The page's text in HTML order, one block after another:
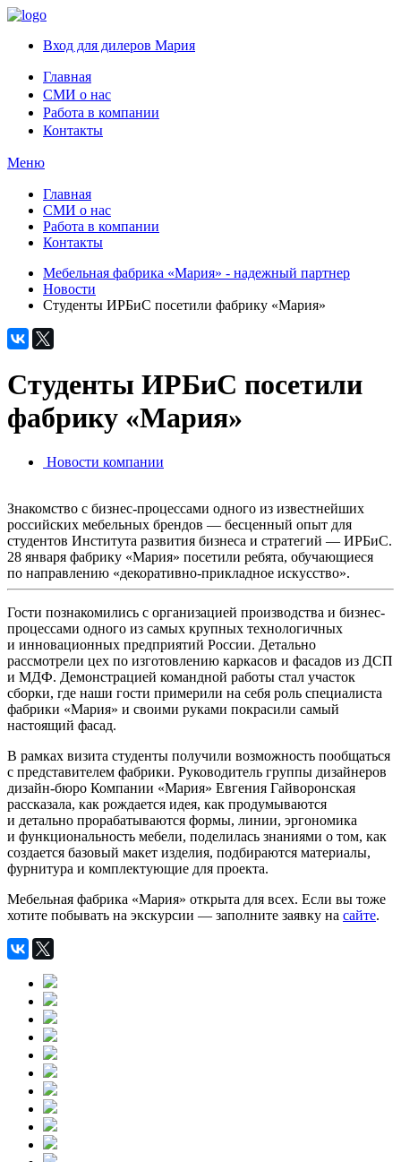
Вход для дилеров Мария
Главная
СМИ о нас
Работа в компании
Контакты
Меню
Главная
СМИ о нас
Работа в компании
Контакты
Мебельная фабрика «Мария» - надежный партнер
Новости
Студенты ИРБиС посетили фабрику «Мария»
Студенты ИРБиС посетили
фабрику «Мария»
Новости компании
Знакомство с бизнес-процессами одного из известнейших
российских мебельных брендов — бесценный опыт для
студентов Института развития бизнеса и стратегий — ИРБиС.
28 января фабрику «Мария» посетили ребята, обучающиеся
по направлению «декоративно-прикладное искусство».
Гости познакомились с организацией производства и бизнес-
процессами одного из самых крупных технологичных
и инновационных предприятий России. Детально
рассмотрели цех по изготовлению каркасов и фасадов из ДСП
и МДФ. Демонстрацией командной работы стал участок
сборки, где наши гости примерили на себя роль специалиста
фабрики «Мария» и своими руками покрасили самый
настоящий фасад.
В рамках визита студенты получили возможность пообщаться
с представителем фабрики. Руководитель группы дизайнеров
дизайн-бюро Компании «Мария» Евгения Гайворонская
рассказала, как рождается идея, как продумываются
и детально прорабатываются формы, линии, эргономика
и функциональность мебели, поделилась знаниями о том, как
создается базовый макет изделия, подбираются материалы,
фурнитура и комплектующие для проекта.
Мебельная фабрика «Мария» открыта для всех. Если вы тоже
хотите побывать на экскурсии — заполните заявку на сайте.